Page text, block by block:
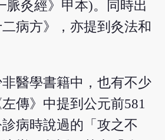
脈灸經》甲本)。同時出
病方》，亦提到灸法和
醫學書籍中，也有不少
傳》中提到公元前581
病時說過的「攻之不